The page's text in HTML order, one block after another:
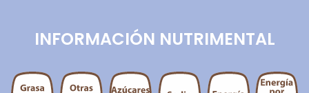
INFORMACIÓN NUTRIMENTAL